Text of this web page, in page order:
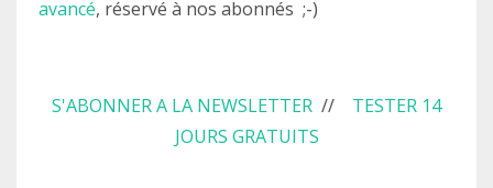
avancé, réservé à nos abonnés ;-)
S'ABONNER A LA NEWSLETTER // TESTER 14
JOURS GRATUITS